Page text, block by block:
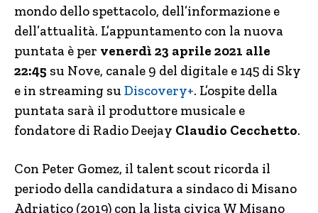
mondo dello spettacolo, dell’informazione e
dell’attualità. L’appuntamento con la nuova
puntata è per venerdì 23 aprile 2021 alle
22:45 su Nove, canale 9 del digitale e 145 di Sky
e in streaming su Discovery+. L’ospite della
puntata sarà il produttore musicale e
fondatore di Radio Deejay Claudio Cecchetto.
Con Peter Gomez, il talent scout ricorda il
periodo della candidatura a sindaco di Misano
Adriatico (2019) con la lista civica W Misano